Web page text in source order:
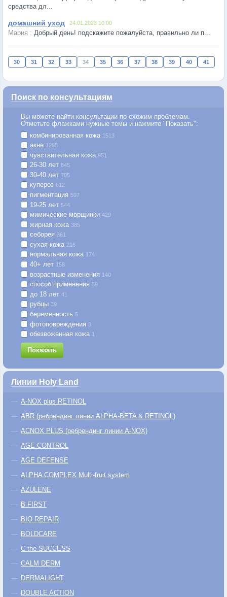
средства дл...
домашний уход 24.01.2023 10:00
Добрый день! подскажите пожалуйста, правильно ли п...
30 31 32 33 34 35 36 37 38 39 40 41
Поиск по консультациям
Вы можете найти консультации по схожим проблемам.
Отметьте флажками нужные темы и нажмите "Показать":
комбинированная кожа 1513
акне 1298
чувствительная кожа 951
26-30 лет 845
30-40 лет 705
купероз 612
пигментация 597
19-25 лет 544
мимические морщинки 429
жирная кожа 385
себорея 361
сухая кожа 216
нормальная кожа 174
40+ лет 158
возрастные изменения 140
способ применения 59
до 18 лет 41
рубцы 39
беременность 5
фотоповреждения 3
обезвоженная кожа 1
Показать
Линии Holy Land
A-NOX plus RETINOL
ABR (ребрендинг линии ALPHA-BETA & RETINOL)
ACNOX PLUS (ребрендинг линии A-NOX)
AGE CONTROL
AGE DEFENSE
ALPHA COMPLEX Multi-fruit system
AZULENE
B FIRST
BIO REPAIR
BOLDCARE
C the SUCCESS
CALM DERM
DERMALIGHT
DOUBLE ACTION